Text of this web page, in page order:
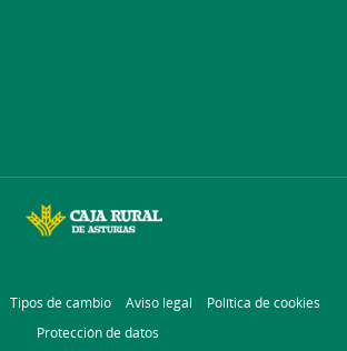
Tipos de cambio Aviso legal
Política de cookies
Protección de datos